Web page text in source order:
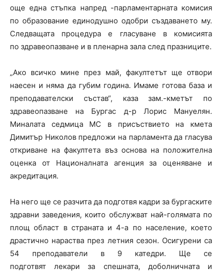
още една стъпка напред -парламентарната комисия
по образование единодушно одобри създаването му.
Следващата процедура е гласуване в комисията
по здравеопазване и в пленарна зала след празниците.
„Ако всичко мине през май, факултетът ще отвори
наесен и няма да губим година. Имаме готова база и
преподавателски състав“, каза зам.-кметът по
здравеопазване на Бургас д-р Лорис Мануелян.
Миналата седмица МС в присъствието на кмета
Димитър Николов предложи на парламента да гласува
откриване на факултета въз основа на положителна
оценка от Националната агенция за оценяване и
акредитация.
На него ще се разчита да подготвя кадри за бургаските
здравни заведения, които обслужват най-голямата по
площ област в страната и 4-а по население, което
драстично нараства през летния сезон. Осигурени са
54 преподаватели в 9 катедри. Ще се
подготвят лекари за спешната, доболничната и